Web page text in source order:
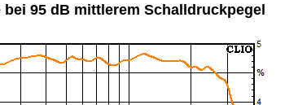
95 dB mittlerem Schalldruckpegel